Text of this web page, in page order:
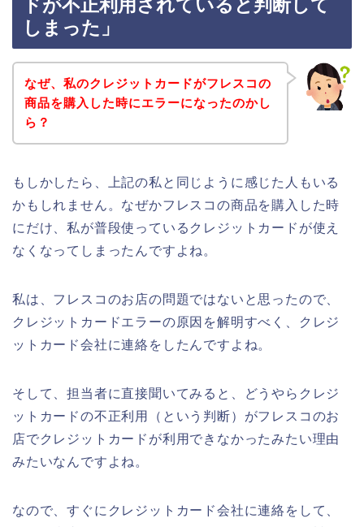
ドが不正利用されていると判断して
しまった」
なぜ、私のクレジットカードがフレスコの
商品を購入した時にエラーになったのかし
ら？
もしかしたら、上記の私と同じように感じた人もいる
かもしれません。なぜかフレスコの商品を購入した時
にだけ、私が普段使っているクレジットカードが使え
なくなってしまったんですよね。
私は、フレスコのお店の問題ではないと思ったので、
クレジットカードエラーの原因を解明すべく、クレジ
ットカード会社に連絡をしたんですよね。
そして、担当者に直接聞いてみると、どうやらクレジ
ットカードの不正利用（という判断）がフレスコのお
店でクレジットカードが利用できなかったみたい理由
みたいなんですよね。
なので、すぐにクレジットカード会社に連絡をして、